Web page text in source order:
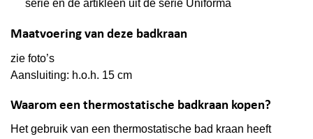
serie en de artikleen uit de serie Uniforma
Maatvoering van deze badkraan
zie foto’s
Aansluiting: h.o.h. 15 cm
Waarom een thermostatische badkraan kopen?
Het gebruik van een thermostatische bad kraan heeft